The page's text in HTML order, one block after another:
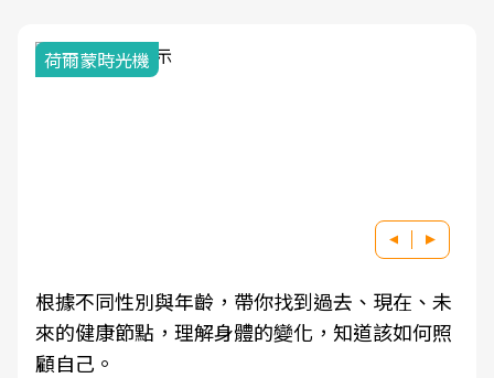
荷爾蒙時光機
根據不同性別與年齡，帶你找到過去、現在、未
來的健康節點，理解身體的變化，知道該如何照
顧自己。